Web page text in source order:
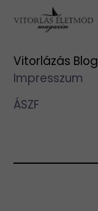
Vitorlázás Blog
Impresszum
ÁSZF